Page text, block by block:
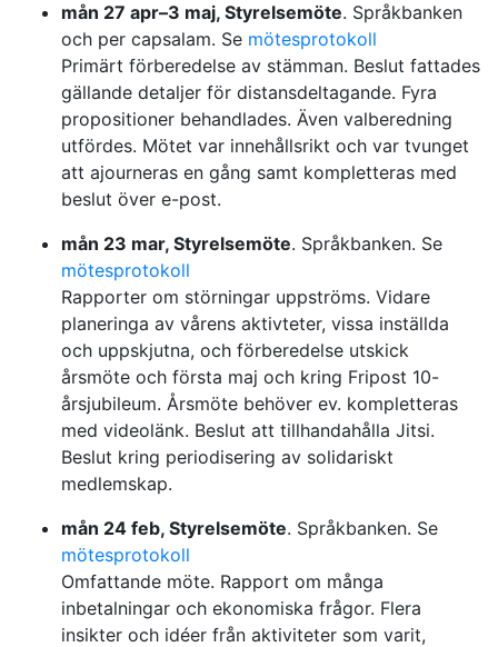
mån 27 apr–3 maj, Styrelsemöte. Språkbanken
och per capsalam. Se mötesprotokoll
Primärt förberedelse av stämman. Beslut fattades
gällande detaljer för distansdeltagande. Fyra
propositioner behandlades. Även valberedning
utfördes. Mötet var innehållsrikt och var tvunget
att ajourneras en gång samt kompletteras med
beslut över e-post.
mån 23 mar, Styrelsemöte. Språkbanken. Se
mötesprotokoll
Rapporter om störningar uppströms. Vidare
planeringa av vårens aktivteter, vissa inställda
och uppskjutna, och förberedelse utskick
årsmöte och första maj och kring Fripost 10-
årsjubileum. Årsmöte behöver ev. kompletteras
med videolänk. Beslut att tillhandahålla Jitsi.
Beslut kring periodisering av solidariskt
medlemskap.
mån 24 feb, Styrelsemöte. Språkbanken. Se
mötesprotokoll
Omfattande möte. Rapport om många
inbetalningar och ekonomiska frågor. Flera
insikter och idéer från aktiviteter som varit,